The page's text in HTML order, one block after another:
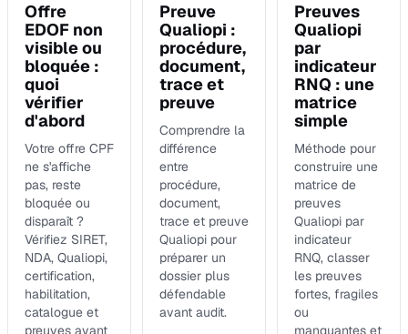
Offre
EDOF non
visible ou
bloquée :
quoi
vérifier
d'abord
Votre offre CPF
ne s'affiche
pas, reste
bloquée ou
disparaît ?
Vérifiez SIRET,
NDA, Qualiopi,
certification,
habilitation,
catalogue et
preuves avant
Preuve
Qualiopi :
procédure,
document,
trace et
preuve
Comprendre la
différence
entre
procédure,
document,
trace et preuve
Qualiopi pour
préparer un
dossier plus
défendable
avant audit.
Preuves
Qualiopi
par
indicateur
RNQ : une
matrice
simple
Méthode pour
construire une
matrice de
preuves
Qualiopi par
indicateur
RNQ, classer
les preuves
fortes, fragiles
ou
manquantes et